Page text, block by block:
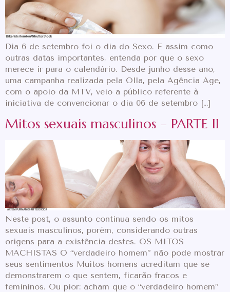
Dia 6 de setembro foi o dia do Sexo. E assim como
outras datas importantes, entenda por que o sexo
merece ir para o calendário. Desde junho desse ano,
uma campanha realizada pela Olla, pela Agência Age,
com o apoio da MTV, veio a público referente à
iniciativa de convencionar o dia 06 de setembro […]
Mitos sexuais masculinos – PARTE II
Neste post, o assunto continua sendo os mitos
sexuais masculinos, porém, considerando outras
origens para a existência destes. OS MITOS
MACHISTAS O “verdadeiro homem” não pode mostrar
seus sentimentos Muitos homens acreditam que se
demonstrarem o que sentem, ficarão fracos e
femininos. Ou pior: acham que o “verdadeiro homem”